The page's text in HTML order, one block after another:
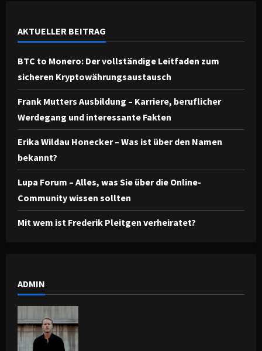
AKTUELLER BEITRAG
BTC to Monero: Der vollständige Leitfaden zum
sicheren Kryptowährungsaustausch
Frank Mutters Ausbildung – Karriere, beruflicher
Werdegang und interessante Fakten
Erika Wildau Honecker – Was ist über den Namen
bekannt?
Lupa Forum – Alles, was Sie über die Online-
Community wissen sollten
Mit wem ist Frederik Pleitgen verheiratet?
ADMIN